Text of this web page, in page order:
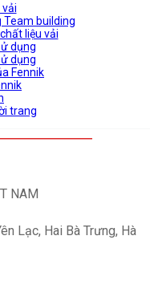
vải
Team building
liệu vải
dụng
dụng
Fennik
trang
NAM
Lạc, Hai Bà Trưng, Hà